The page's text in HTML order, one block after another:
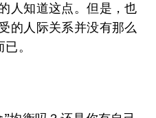
人知道这点。但是，也
的人际关系并没有那么
。